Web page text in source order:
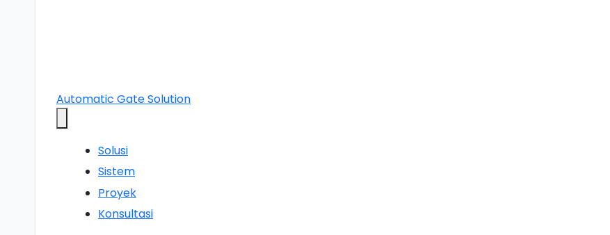
Automatic Gate Solution
Solusi
Sistem
Proyek
Konsultasi